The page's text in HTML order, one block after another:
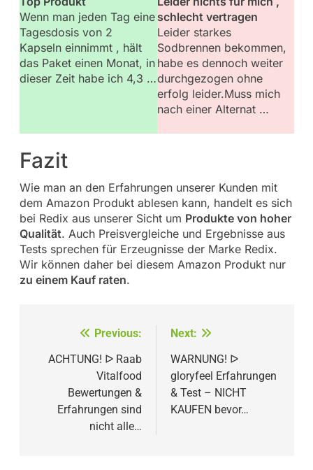
Wenn man jeden Tag eine
Tagesdosis von 2
Kapseln einnimmt , hält
das Paket einen Monat, in
dieser Zeit habe ich 4,3 …
schlecht vertragen
Leider starkes
Sodbrennen bekommen,
habe es dennoch weiter
durchgezogen ohne
erfolg leider.Muss mich
nach einer Alternat…
Fazit
Wie man an den Erfahrungen unserer Kunden mit
dem Amazon Produkt ablesen kann, handelt es sich
bei Redix aus unserer Sicht um Produkte von hoher
Qualität. Auch Preisvergleiche und Ergebnisse aus
Tests sprechen für Erzeugnisse der Marke Redix.
Wir können daher bei diesem Amazon Produkt nur
zu einem Kauf raten.
Beitragsnavigation
Previous:
ACHTUNG! ᐅ Raab
Vitalfood
Bewertungen &
Erfahrungen sind
nicht alle…
Next:
WARNUNG! ᐅ
gloryfeel Erfahrungen
& Test – NICHT
KAUFEN bevor…